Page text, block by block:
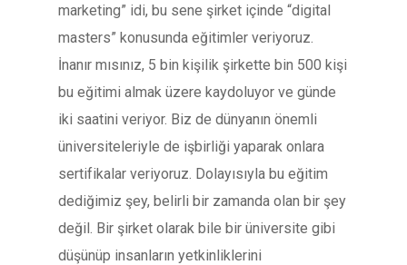
marketing” idi, bu sene şirket içinde “digital
masters” konusunda eğitimler veriyoruz.
İnanır mısınız, 5 bin kişilik şirkette bin 500 kişi
bu eğitimi almak üzere kaydoluyor ve günde
iki saatini veriyor. Biz de dünyanın önemli
üniversiteleriyle de işbirliği yaparak onlara
sertifikalar veriyoruz. Dolayısıyla bu eğitim
dediğimiz şey, belirli bir zamanda olan bir şey
değil. Bir şirket olarak bile bir üniversite gibi
düşünüp insanların yetkinliklerini